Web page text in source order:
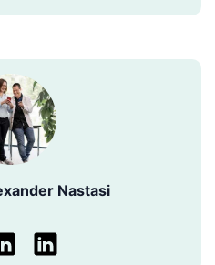
Nastasi